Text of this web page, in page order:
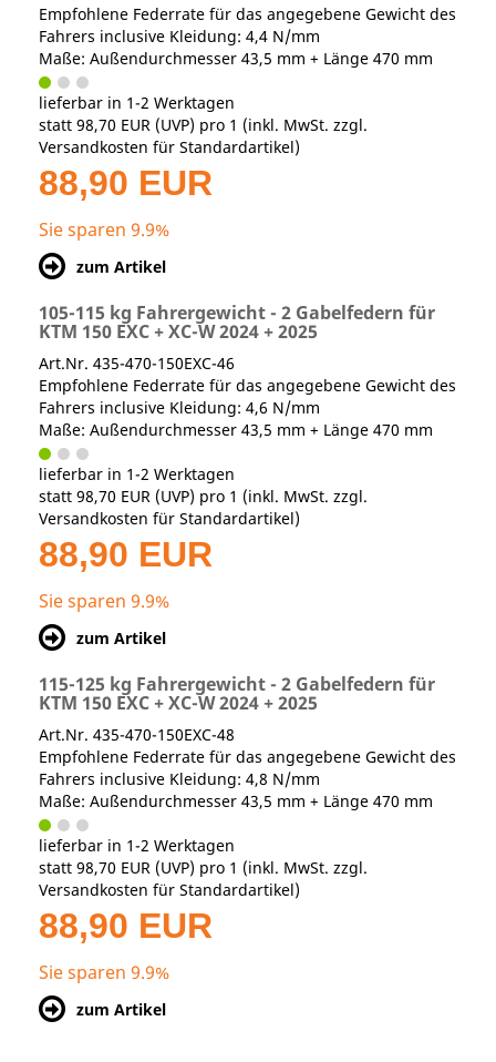
Empfohlene Federrate für das angegebene Gewicht des
Fahrers inclusive Kleidung: 4,4 N/mm
Maße: Außendurchmesser 43,5 mm + Länge 470 mm
lieferbar in 1-2 Werktagen
statt 98,70 EUR (UVP) pro 1 (inkl. MwSt. zzgl.
Versandkosten für Standardartikel)
88,90 EUR
Sie sparen 9.9%
zum Artikel
105-115 kg Fahrergewicht - 2 Gabelfedern für
KTM 150 EXC + XC-W 2024 + 2025
Art.Nr. 435-470-150EXC-46
Empfohlene Federrate für das angegebene Gewicht des
Fahrers inclusive Kleidung: 4,6 N/mm
Maße: Außendurchmesser 43,5 mm + Länge 470 mm
lieferbar in 1-2 Werktagen
statt 98,70 EUR (UVP) pro 1 (inkl. MwSt. zzgl.
Versandkosten für Standardartikel)
88,90 EUR
Sie sparen 9.9%
zum Artikel
115-125 kg Fahrergewicht - 2 Gabelfedern für
KTM 150 EXC + XC-W 2024 + 2025
Art.Nr. 435-470-150EXC-48
Empfohlene Federrate für das angegebene Gewicht des
Fahrers inclusive Kleidung: 4,8 N/mm
Maße: Außendurchmesser 43,5 mm + Länge 470 mm
lieferbar in 1-2 Werktagen
statt 98,70 EUR (UVP) pro 1 (inkl. MwSt. zzgl.
Versandkosten für Standardartikel)
88,90 EUR
Sie sparen 9.9%
zum Artikel